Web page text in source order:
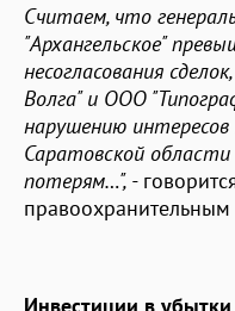
Считаем, что
"Архангельское"
несогласования
Волга" и ООО
нарушению
Саратовской
потерям…", -
Инвестиции в убытки